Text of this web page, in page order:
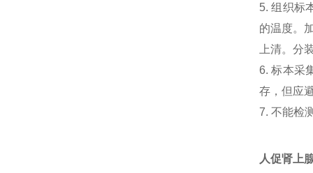
5. 组织标
的温度。
上清。分
6. 标本采
存，但应
7. 不能检
人促肾上